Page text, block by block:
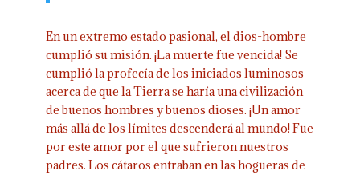
En un extremo estado pasional, el dios-hombre
cumplió su misión. ¡La muerte fue vencida! Se
cumplió la profecía de los iniciados luminosos
acerca de que la Tierra se haría una civilización
de buenos hombres y buenos dioses. ¡Un amor
más allá de los límites descenderá al mundo! Fue
por este amor por el que sufrieron nuestros
padres. Los cátaros entraban en las hogueras de